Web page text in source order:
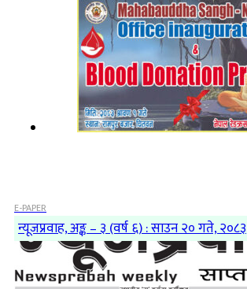
E-PAPER
न्यूजप्रवाह, अङ्क – ३ (वर्ष ६) : साउन २० गते, २०८३